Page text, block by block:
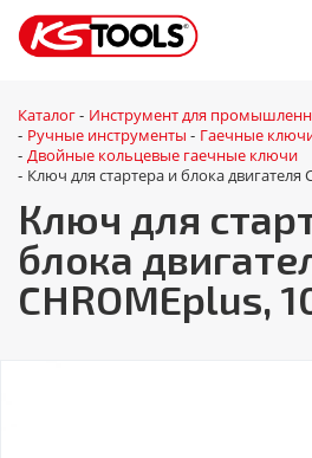
Каталог - Инструмент для
- Ручные инструменты - Гаечные
- Двойные кольцевые гаечные ключи
- Ключ для стартера и блока двигателя
Ключ для
блока
CHROMEplus,